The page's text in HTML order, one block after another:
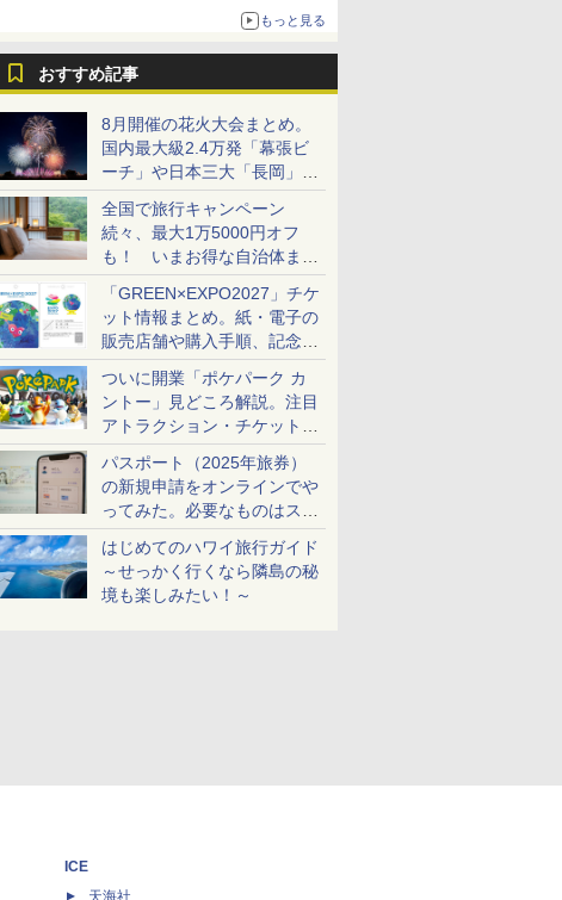
もっと見る
おすすめ記事
8月開催の花火大会まとめ。
国内最大級2.4万発「幕張ビ
ーチ」や日本三大「長岡」な
ど大型イベント目白押し！
全国で旅行キャンペーン
続々、最大1万5000円オフ
も！ いまお得な自治体まと
め
「GREEN×EXPO2027」チケ
ット情報まとめ。紙・電子の
販売店舗や購入手順、記念チ
ケットも解説
ついに開業「ポケパーク カ
ントー」見どころ解説。注目
アトラクション・チケット手
配・来場前に必要な準備は？
パスポート（2025年旅券）
の新規申請をオンラインでや
ってみた。必要なものはスマ
ホとマイナカードのみ
はじめてのハワイ旅行ガイド
～せっかく行くなら隣島の秘
境も楽しみたい！～
ICE